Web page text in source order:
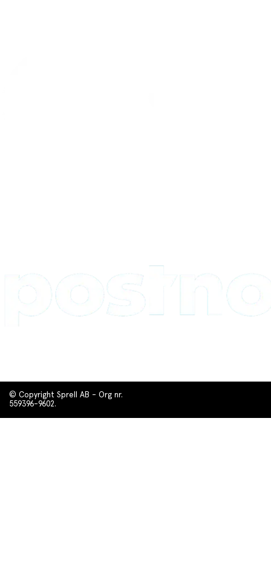
© Copyright Sprell AB - Org nr.
559396-9602.